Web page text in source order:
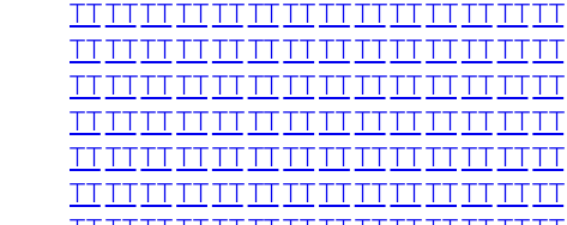
TTTTTTTTTTTTTTTTTTTTTTTTTTTT
TTTTTTTTTTTTTTTTTTTTTTTTTTTT
TTTTTTTTTTTTTTTTTTTTTTTTTTTT
TTTTTTTTTTTTTTTTTTTTTTTTTTTT
TTTTTTTTTTTTTTTTTTTTTTTTTTTT
TTTTTTTTTTTTTTTTTTTTTTTTTTTT